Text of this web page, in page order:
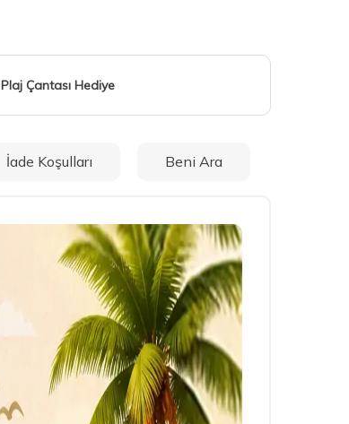
Plaj Çantası Hediye
İade Koşulları Beni Ara